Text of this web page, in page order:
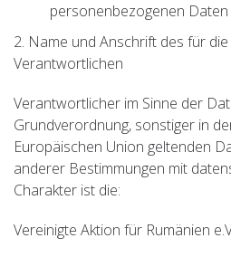
personenbezogenen
2. Name und Anschrift des für
Verantwortlichen
Verantwortlicher im Sinne der
Grundverordnung, sonstiger in
Europäischen Union geltenden
anderer Bestimmungen mit
Charakter ist die:
Vereinigte Aktion für Rumänien